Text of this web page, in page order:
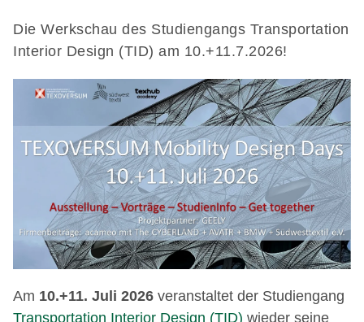
Die Werkschau des Studiengangs Transportation
Interior Design (TID) am 10.+11.7.2026!
Am 10.+11. Juli 2026 veranstaltet der Studiengang
Transportation Interior Design (TID) wieder seine